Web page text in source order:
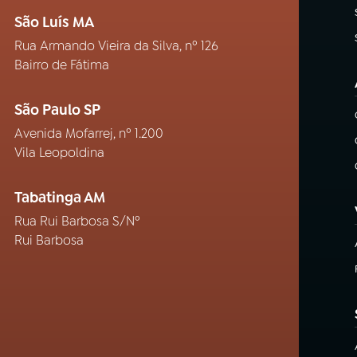
São Luís MA
Rua Armando Vieira da Silva, nº 126
Bairro de Fátima
São Paulo SP
Avenida Mofarrej, nº 1.200
Vila Leopoldina
Tabatinga AM
Rua Rui Barbosa S/Nº
Rui Barbosa